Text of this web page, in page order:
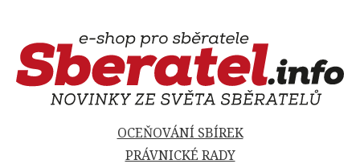
OCEŇOVÁNÍ SBÍREK
PRÁVNICKÉ RADY